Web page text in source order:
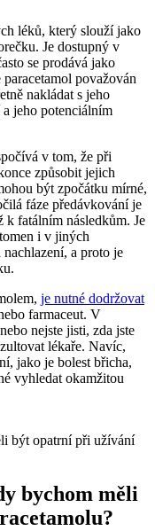
léků, který slouží jako
Je dostupný v
se prodává jako
považován
nakládat s jeho
jeho potenciálním
v tom, že při
způsobit jejich
být zpočátku mírné,
fáze předávkování je
k fatálním následkům. Je
i v jiných
a proto je
je nutné dodržovat
farmaceut. V
nejste jisti, zda jste
lékaře. Navíc,
jako je bolest břicha,
vyhledat okamžitou
bychom měli